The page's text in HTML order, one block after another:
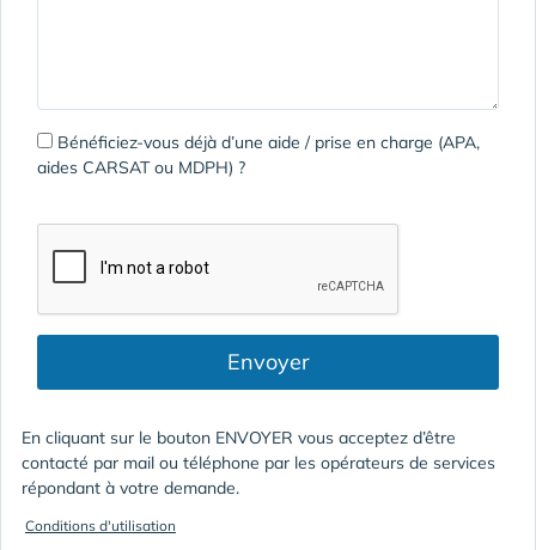
Bénéficiez-vous déjà d’une aide / prise en charge (APA,
aides CARSAT ou MDPH) ?
Envoyer
En cliquant sur le bouton ENVOYER vous acceptez d’être
contacté par mail ou téléphone par les opérateurs de services
répondant à votre demande.
Conditions d'utilisation